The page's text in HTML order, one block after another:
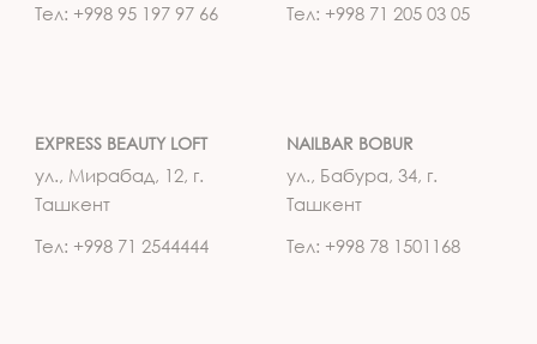
Тел: +998 95 197 97 66
Тел: +998 71 205 03 05
EXPRESS BEAUTY LOFT
ул., Мирабад, 12, г.
Ташкент
Тел: +998 71 2544444
NAILBAR BOBUR
ул., Бабура, 34, г.
Ташкент
Тел: +998 78 1501168